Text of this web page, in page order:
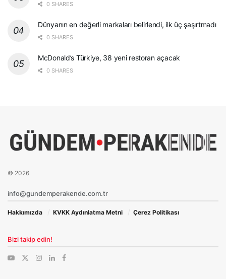
0 SHARES
Dünyanın en değerli markaları belirlendi, ilk üç şaşırtmadı
0 SHARES
McDonald’s Türkiye, 38 yeni restoran açacak
0 SHARES
© 2026
info@gundemperakende.com.tr
Hakkımızda KVKK Aydınlatma Metni Çerez Politikası
Bizi takip edin!